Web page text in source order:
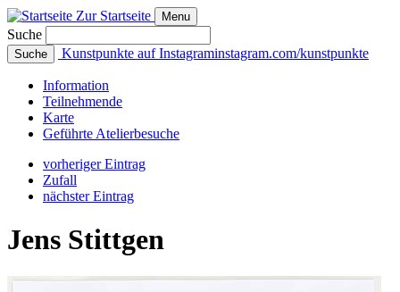
Zur Startseite Menu
Suche
Suche Kunstpunkte auf Instagraminstagram.com/kunstpunkte
Information
Teilnehmende
Karte
Geführte Atelierbesuche
vorheriger Eintrag
Zufall
nächster Eintrag
Jens Stittgen